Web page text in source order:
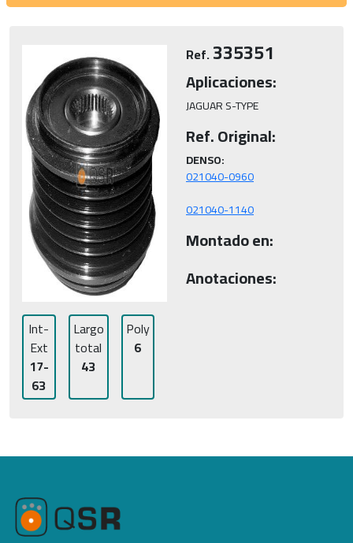
Int-
Ext
17-
63
Largo
total
43
Poly
6
Ref.335351
Aplicaciones:
JAGUAR S-TYPE
Ref. Original:
DENSO:
021040-1140
Montado en:
Anotaciones: